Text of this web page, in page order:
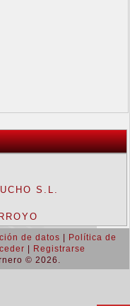
S.L.
de datos
Política de
Registrarse
© 2026.